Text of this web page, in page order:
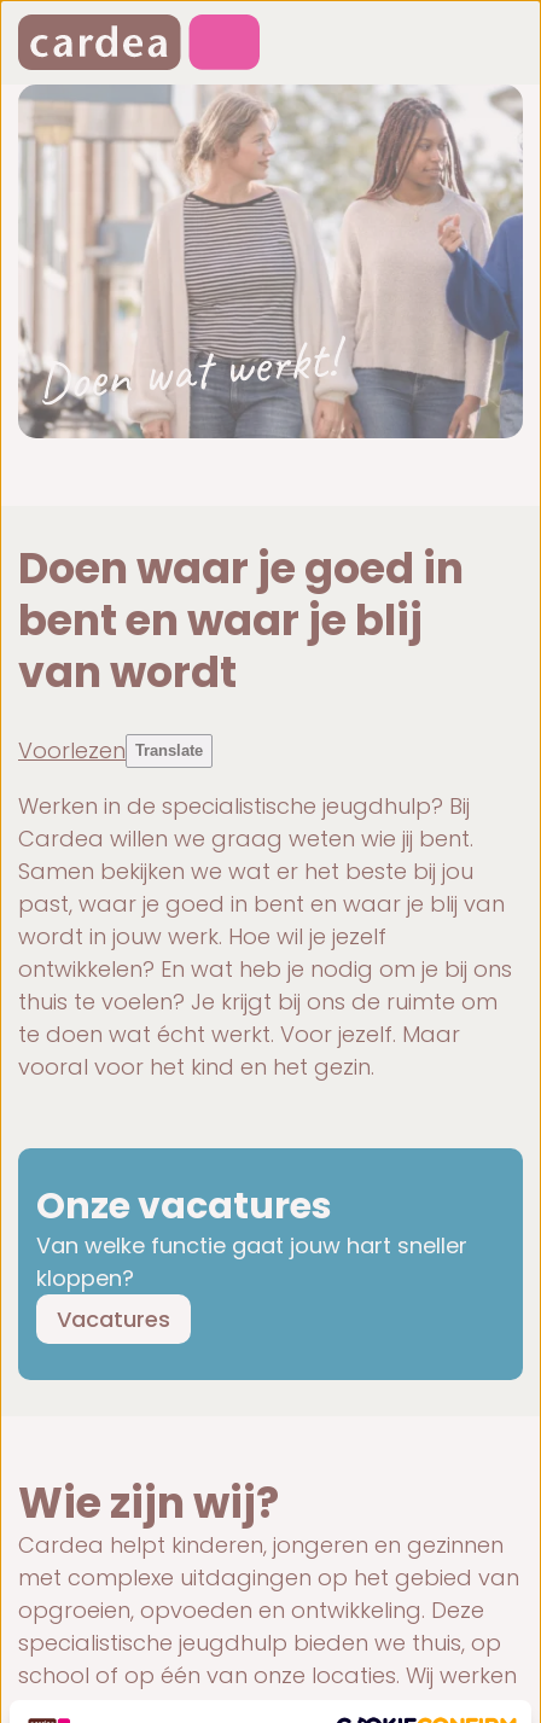
Doen waar je goed in
bent en waar je blij
van wordt
Voorlezen Translate
Werken in de specialistische jeugdhulp? Bij
Cardea willen we graag weten wie jij bent.
Samen bekijken we wat er het beste bij jou
past, waar je goed in bent en waar je blij van
wordt in jouw werk. Hoe wil je jezelf
ontwikkelen? En wat heb je nodig om je bij ons
thuis te voelen? Je krijgt bij ons de ruimte om
te doen wat écht werkt. Voor jezelf. Maar
vooral voor het kind en het gezin.
Onze vacatures
Van welke functie gaat jouw hart sneller
kloppen?
Vacatures
Wie zijn wij?
Cardea helpt kinderen, jongeren en gezinnen
met complexe uitdagingen op het gebied van
opgroeien, opvoeden en ontwikkeling. Deze
specialistische jeugdhulp bieden we thuis, op
school of op één van onze locaties. Wij werken